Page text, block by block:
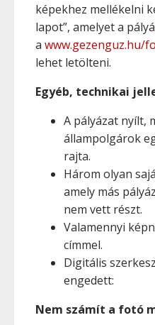
képekhez mellékelni
lapot”, amelyet a
a www.gezenguz.hu/
lehet letölteni.
Egyéb, technikai
A pályázat nyílt,
állampolgárok
rajta.
Három olyan
amely más
nem vett részt.
Valamennyi
címmel.
Digitális
engedett:
Nem számít a fotó